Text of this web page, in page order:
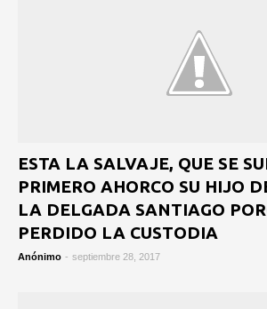
ESTA LA SALVAJE, QUE SE
PRIMERO AHORCO SU HIJO
LA DELGADA SANTIAGO
PERDIDO LA CUSTODIA
Anónimo - septiembre 28, 2017